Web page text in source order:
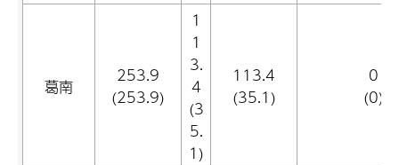
葛南
253.9
(253.9)
1
1
3.
4
(3
5.
1)
113.4
(35.1)
0
(0)